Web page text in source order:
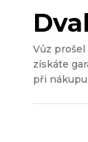
Vůz
získáte
při nákupu.